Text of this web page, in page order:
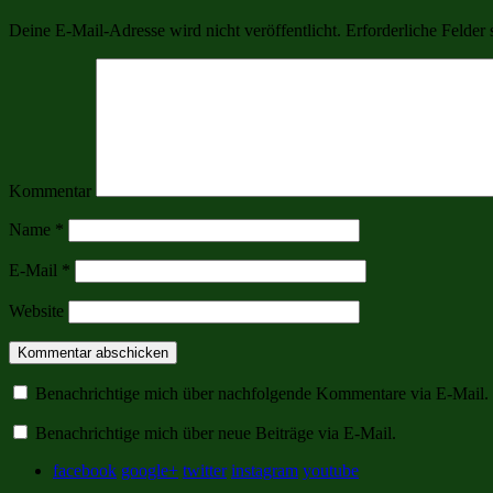
Deine E-Mail-Adresse wird nicht veröffentlicht. Erforderliche Felder
Kommentar
Name *
E-Mail *
Website
Benachrichtige mich über nachfolgende Kommentare via E-Mail.
Benachrichtige mich über neue Beiträge via E-Mail.
facebook google+ twitter instagram youtube